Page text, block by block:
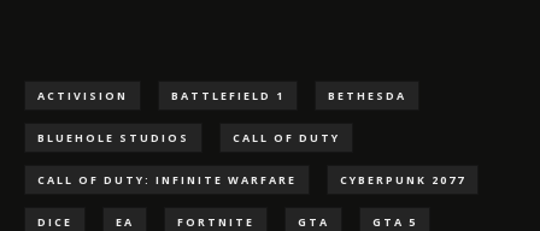
ACTIVISION BATTLEFIELD 1 BETHESDA
BLUEHOLE STUDIOS CALL OF DUTY
CALL OF DUTY: INFINITE WARFARE CYBERPUNK 2077
DICE EA FORTNITE GTA GTA 5